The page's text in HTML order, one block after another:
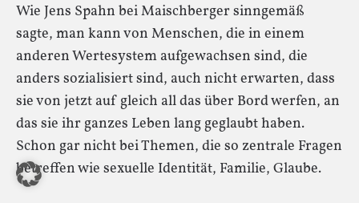
Wie Jens Spahn bei Maischberger sinngemäß
sagte, man kann von Menschen, die in einem
anderen Wertesystem aufgewachsen sind, die
anders sozialisiert sind, auch nicht erwarten, dass
sie von jetzt auf gleich all das über Bord werfen, an
das sie ihr ganzes Leben lang geglaubt haben.
Schon gar nicht bei Themen, die so zentrale Fragen
betreffen wie sexuelle Identität, Familie, Glaube.